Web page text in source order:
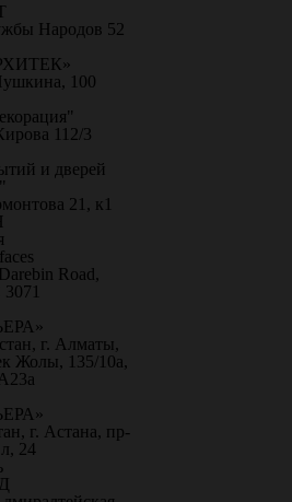
Народов 52
100
112/3
и дверей
21, к1
Road,
г. Алматы,
Жолы, 135/10а,
г. Астана, пр-
24